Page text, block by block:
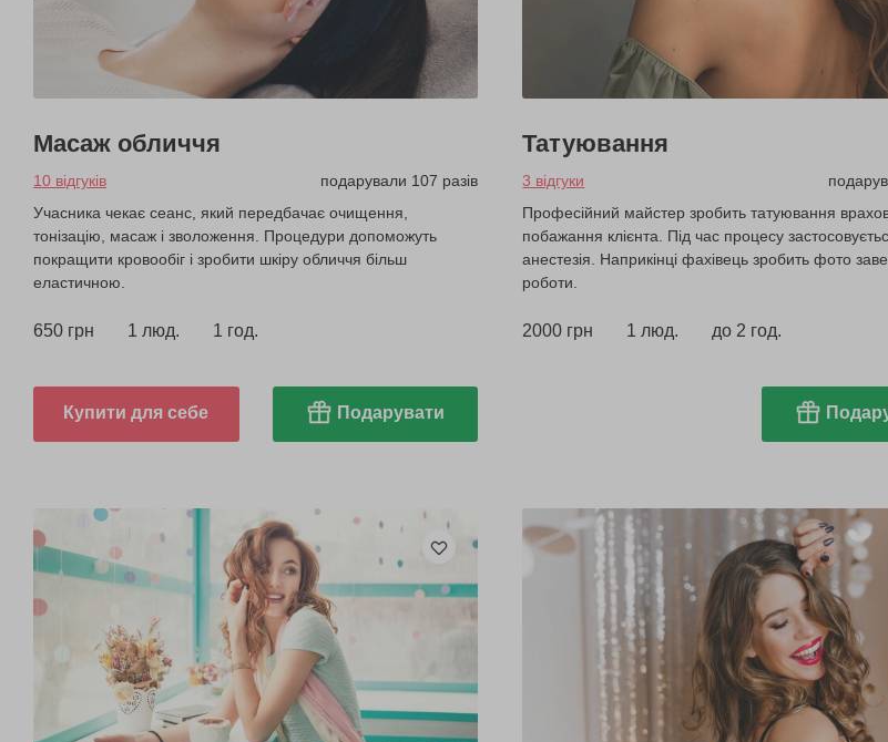
Масаж обличчя
10 відгуків
подарували 107 разів
Учасника чекає сеанс, який передбачає очищення,
тонізацію, масаж і зволоження. Процедури допоможуть
покращити кровообіг і зробити шкіру обличчя більш
еластичною.
650 грн 1 люд. 1 год.
Купити для себе Подарувати
Татуювання
3 відгуки
Професійний майстер зробить татуювання
побажання клієнта. Під час процесу
анестезія. Наприкінці фахівець зробить фото
роботи.
2000 грн 1 люд. до 2 год.